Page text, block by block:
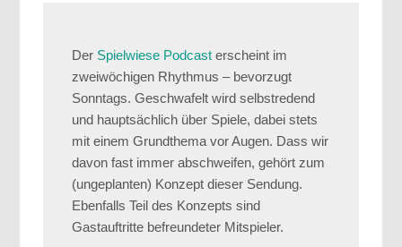
Der Spielwiese Podcast erscheint im
zweiwöchigen Rhythmus – bevorzugt
Sonntags. Geschwafelt wird selbstredend
und hauptsächlich über Spiele, dabei stets
mit einem Grundthema vor Augen. Dass wir
davon fast immer abschweifen, gehört zum
(ungeplanten) Konzept dieser Sendung.
Ebenfalls Teil des Konzepts sind
Gastauftritte befreundeter Mitspieler.